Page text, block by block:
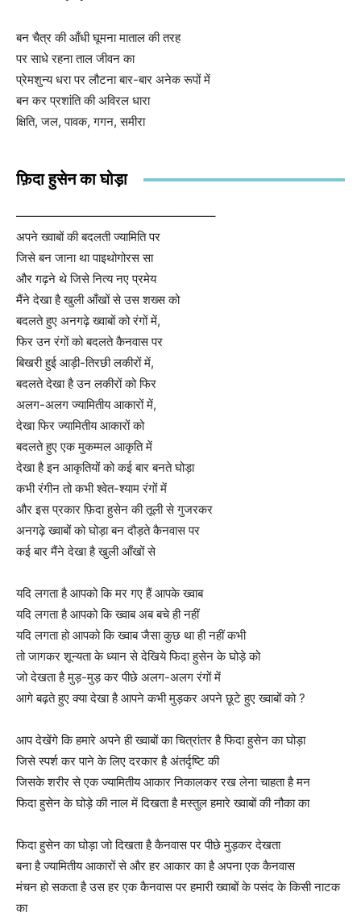
बन चैत्र की आँधी घूमना माताल की तरह
पर साधे रहना ताल जीवन का
प्रेमशुन्य धरा पर लौटना बार-बार अनेक रूपों में
बन कर प्रशांति की अविरल धारा
क्षिति, जल, पावक, गगन, समीरा
फ़िदा हुसेन का घोड़ा
————————————————–
अपने ख्वाबों की बदलती ज्यामिति पर
जिसे बन जाना था पाइथोगोरस सा
और गढ़ने थे जिसे नित्य नए प्रमेय
मैंने देखा है खुली आँखों से उस शख्स को
बदलते हुए अनगढ़े ख्वाबों को रंगों में,
फिर उन रंगों को बदलते कैनवास पर
बिखरी हुई आड़ी-तिरछी लकीरों में,
बदलते देखा है उन लकीरों को फिर
अलग-अलग ज्यामितीय आकारों में,
देखा फिर ज्यामितीय आकारों को
बदलते हुए एक मुकम्मल आकृति में
देखा है इन आकृतियों को कई बार बनते घोड़ा
कभी रंगीन तो कभी श्वेत-श्याम रंगों में
और इस प्रकार फ़िदा हुसेन की तूली से गुजरकर
अनगढ़े ख्वाबों को घोड़ा बन दौड़ते कैनवास पर
कई बार मैंने देखा है खुली आँखों से
यदि लगता है आपको कि मर गए हैं आपके ख्वाब
यदि लगता है आपको कि ख्वाब अब बचे ही नहीं
यदि लगता हो आपको कि ख्वाब जैसा कुछ था ही नहीं कभी
तो जागकर शून्यता के ध्यान से देखिये फिदा हुसेन के घोड़े को
जो देखता है मुड़-मुड़ कर पीछे अलग-अलग रंगों में
आगे बढ़ते हुए क्या देखा है आपने कभी मुड़कर अपने छूटे हुए ख्वाबों को ?
आप देखेंगे कि हमारे अपने ही ख्वाबों का चित्रांतर है फिदा हुसेन का घोड़ा
जिसे स्पर्श कर पाने के लिए दरकार है अंतर्दृष्टि की
जिसके शरीर से एक ज्यामितीय आकार निकालकर रख लेना चाहता है मन
फिदा हुसेन के घोड़े की नाल में दिखता है मस्तुल हमारे ख्वाबों की नौका का
फिदा हुसेन का घोड़ा जो दिखता है कैनवास पर पीछे मुड़कर देखता
बना है ज्यामितीय आकारों से और हर आकार का है अपना एक कैनवास
मंचन हो सकता है उस हर एक कैनवास पर हमारी ख्वाबों के पसंद के किसी नाटक
का